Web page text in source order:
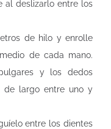
al deslizarlo entre los
de hilo y enrolle
de cada mano.
y los dedos
de largo entre uno y
entre los dientes